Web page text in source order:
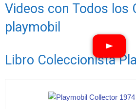
Videos con Todos los
playmobil
Libro Coleccionista